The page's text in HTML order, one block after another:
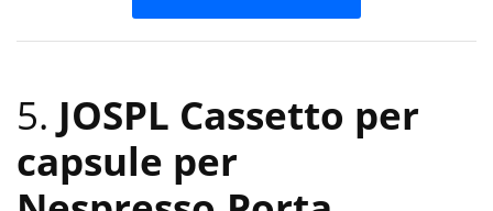
5. JOSPL Cassetto per
capsule per